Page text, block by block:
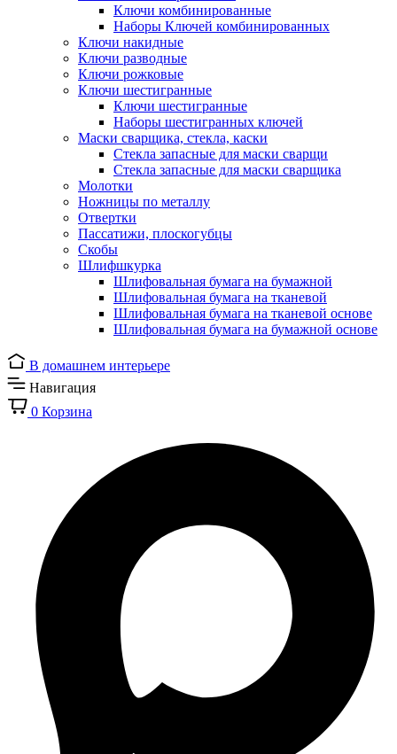
Ключи комбинированные
Наборы Ключей комбинированных
Ключи накидные
Ключи разводные
Ключи рожковые
Ключи шестигранные
Ключи шестигранные
Наборы шестигранных ключей
Маски сварщика, стекла, каски
Стекла запасные для маски сварщи
Стекла запасные для маски сварщика
Молотки
Ножницы по металлу
Отвертки
Пассатижи, плоскогубцы
Скобы
Шлифшкурка
Шлифовальная бумага на бумажной
Шлифовальная бумага на тканевой
Шлифовальная бумага на тканевой основе
Шлифовальная бумага на бумажной основе
В домашнем интерьере
Навигация
0 Корзина